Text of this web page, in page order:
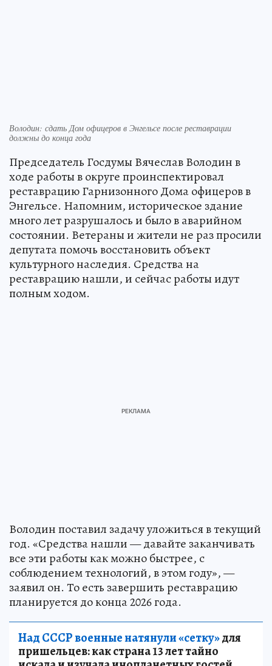
Володин: сдать Дом офицеров в Энгельсе после реставрации
должны до конца года
Председатель Госдумы Вячеслав Володин в
ходе работы в округе проинспектировал
реставрацию Гарнизонного Дома офицеров в
Энгельсе. Напомним, историческое здание
много лет разрушалось и было в аварийном
состоянии. Ветераны и жители не раз просили
депутата помочь восстановить объект
культурного наследия. Средства на
реставрацию нашли, и сейчас работы идут
полным ходом.
Володин поставил задачу уложиться в текущий
год. «Средства нашли — давайте заканчивать
все эти работы как можно быстрее, с
соблюдением технологий, в этом году», —
заявил он. То есть завершить реставрацию
планируется до конца 2026 года.
Над СССР военные натянули «сетку»для
пришельцев: как страна 13 лет тайно